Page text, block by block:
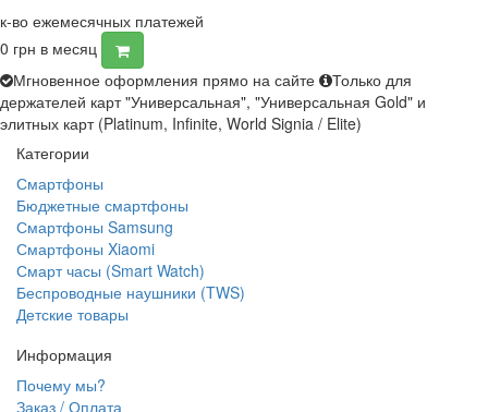
к-во ежемесячных платежей
0 грн в месяц
Мгновенное оформления прямо на сайте
Только для
держателей карт "Универсальная", "Универсальная Gold" и
элитных карт (Platinum, Infinite, World Signia / Elite)
Категории
Смартфоны
Бюджетные смартфоны
Смартфоны Samsung
Смартфоны Xiaomi
Смарт часы (Smart Watch)
Беспроводные наушники (TWS)
Детские товары
Информация
Почему мы?
Заказ / Оплата